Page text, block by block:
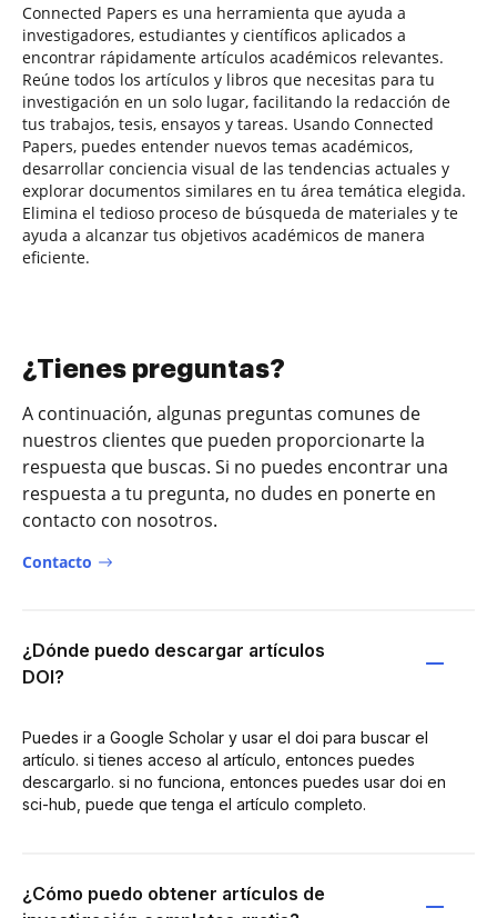
Connected Papers es una herramienta que ayuda a
investigadores, estudiantes y científicos aplicados a
encontrar rápidamente artículos académicos relevantes.
Reúne todos los artículos y libros que necesitas para tu
investigación en un solo lugar, facilitando la redacción de
tus trabajos, tesis, ensayos y tareas. Usando Connected
Papers, puedes entender nuevos temas académicos,
desarrollar conciencia visual de las tendencias actuales y
explorar documentos similares en tu área temática elegida.
Elimina el tedioso proceso de búsqueda de materiales y te
ayuda a alcanzar tus objetivos académicos de manera
eficiente.
¿Tienes preguntas?
A continuación, algunas preguntas comunes de
nuestros clientes que pueden proporcionarte la
respuesta que buscas. Si no puedes encontrar una
respuesta a tu pregunta, no dudes en ponerte en
contacto con nosotros.
Contacto
¿Dónde puedo descargar artículos
DOI?
Puedes ir a Google Scholar y usar el doi para buscar el
artículo. si tienes acceso al artículo, entonces puedes
descargarlo. si no funciona, entonces puedes usar doi en
sci-hub, puede que tenga el artículo completo.
¿Cómo puedo obtener artículos de